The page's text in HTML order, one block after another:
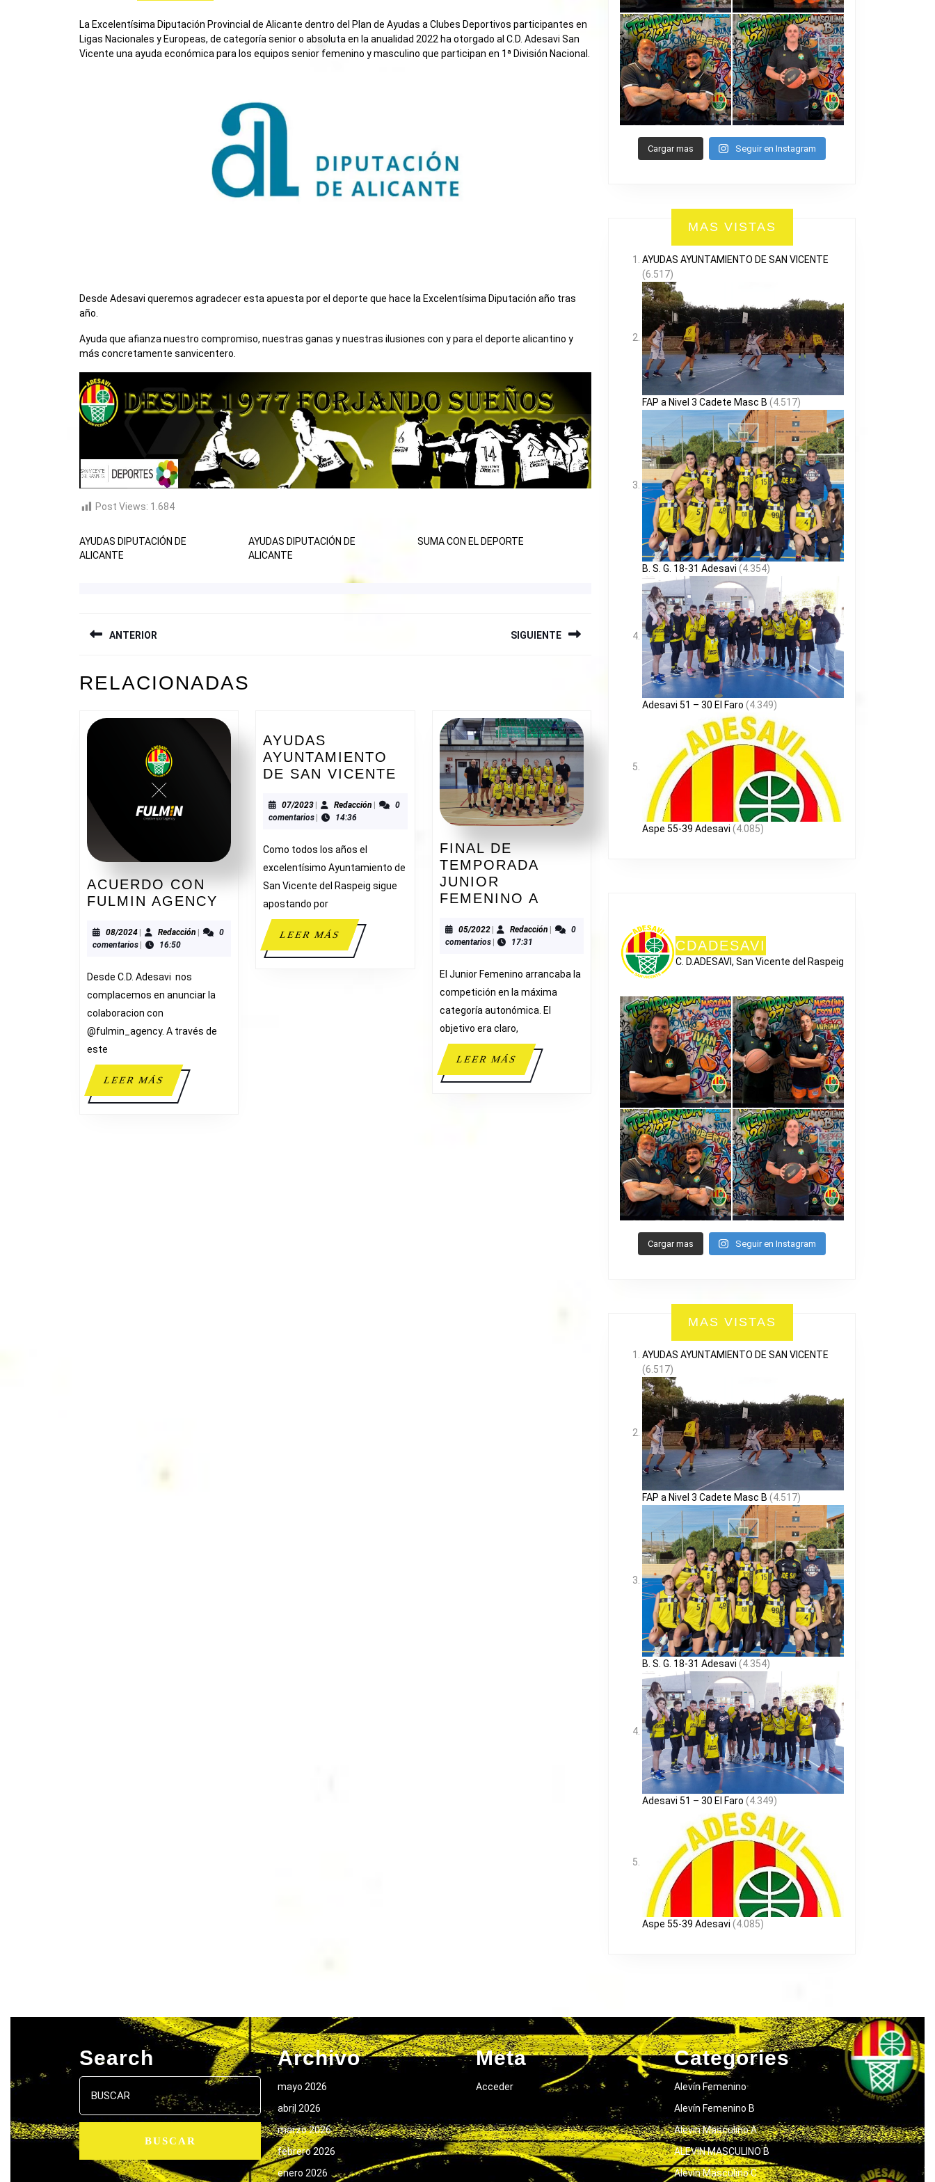
La Excelentísima Diputación Provincial de Alicante dentro del Plan de Ayudas a Clubes Deportivos participantes en
Ligas Nacionales y Europeas, de categoría senior o absoluta en la anualidad 2022 ha otorgado al C.D. Adesavi San
Vicente una ayuda económica para los equipos senior femenino y masculino que participan en 1ª División Nacional.
Desde Adesavi queremos agradecer esta apuesta por el deporte que hace la Excelentísima Diputación año tras
año.
Ayuda que afianza nuestro compromiso, nuestras ganas y nuestras ilusiones con y para el deporte alicantino y
más concretamente sanvicentero.
Post Views: 1.684
AYUDAS DIPUTACIÓN DE
ALICANTE
AYUDAS DIPUTACIÓN DE
ALICANTE
SUMA CON EL DEPORTE
DE
ENTRADAS
ANTERIOR
anterior:
SIGUIENTE
RELACIONADAS
ACUERDO CON
FULMIN AGENCY ACUERDO
FULMIN
AGENCY
08/202408/2024
| RedacciónRedacción
|
0
comentarios | 16:50
Desde C.D. Adesavi nos
complacemos en anunciar la
colaboracion con
@fulmin_agency. A través de
este
LEER MÁSLEER
MÁS
AYUDAS
AYUNTAMIENTO
DE SAN VICENTE AYUDAS
AYUNTAMIENTO
DE
VICENTE
07/202307/2023
| Redacción Redacción
|
0
comentarios | 14:36
Como todos los años el
excelentísimo Ayuntamiento de
San Vicente del Raspeig sigue
apostando por
LEER MÁSLEER
MÁS
FINAL DE
TEMPORADA
JUNIOR
FEMENINO A
TEMPORADA
FEMENINO
A
05/202205/2022Redacción Redacción
0
comentarios
17:31
El Junior Femenino arrancaba la
competición en la máxima
categoría autonómica. El
objetivo era claro,
LEER MÁSLEER
MÁS
Cargar mas Seguir en Instagram
MAS VISTAS
AYUDAS AYUNTAMIENTO DE SAN VICENTE
(6.517)
FAP a Nivel 3 Cadete Masc B (4.517)
B. S. G. 18-31 Adesavi (4.354)
Adesavi 51 – 30 El Faro (4.349)
Aspe 55-39 Adesavi (4.085)
CDADESAVI
C. D.ADESAVI, San Vicente del Raspeig
Cargar mas Seguir en Instagram
MAS VISTAS
AYUDAS AYUNTAMIENTO DE SAN VICENTE
(6.517)
FAP a Nivel 3 Cadete Masc B (4.517)
B. S. G. 18-31 Adesavi (4.354)
Adesavi 51 – 30 El Faro (4.349)
Aspe 55-39 Adesavi (4.085)
Search
Buscar:
Archivo
mayo 2026
abril 2026
marzo 2026
febrero 2026
enero 2026
Meta
Acceder
Categories
Alevín Femenino
Alevín Femenino B
Alevín Masculino A
ALEVIN MASCULINO B
Alevín Masculino C